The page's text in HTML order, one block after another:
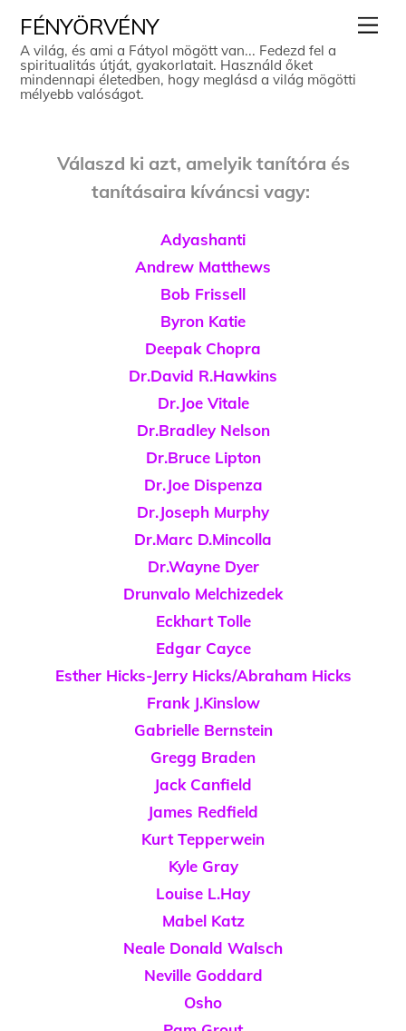
content
FÉNYÖRVÉNY
A világ, és ami a Fátyol mögött van... Fedezd fel a
spiritualitás útját, gyakorlatait. Használd őket
mindennapi életedben, hogy meglásd a világ mögötti
mélyebb valóságot.
Válaszd ki azt, amelyik tanítóra és
tanításaira kíváncsi vagy:
Adyashanti
Andrew Matthews
Bob Frissell
Byron Katie
Deepak Chopra
Dr.David R.Hawkins
Dr.Joe Vitale
Dr.Bradley Nelson
Dr.Bruce Lipton
Dr.Joe Dispenza
Dr.Joseph Murphy
Dr.Marc D.Mincolla
Dr.Wayne Dyer
Drunvalo Melchizedek
Eckhart Tolle
Edgar Cayce
Esther Hicks-Jerry Hicks/Abraham Hicks
Frank J.Kinslow
Gabrielle Bernstein
Gregg Braden
Jack Canfield
James Redfield
Kurt Tepperwein
Kyle Gray
Louise L.Hay
Mabel Katz
Neale Donald Walsch
Neville Goddard
Osho